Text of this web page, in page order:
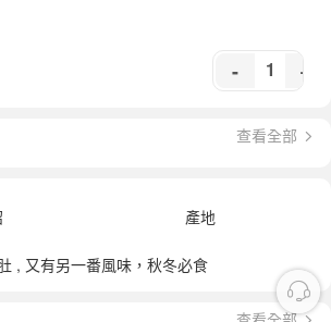
- +
查看全部
產地
, 又有另一番風味，秋冬必食